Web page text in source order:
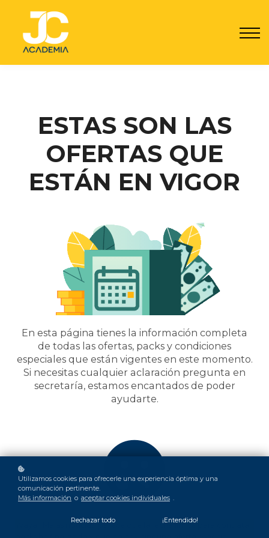
ESTAS SON LAS
OFERTAS QUE
ESTÁN EN VIGOR
En esta página tienes la información completa
de todas las ofertas, packs y condiciones
especiales que están vigentes en este momento.
Si necesitas cualquier aclaración pregunta en
secretaría, estamos encantados de poder
ayudarte.
¡¡Vaya!! Malas noticias, parece que la fecha límite para contratar
Utilizamos cookies para ofrecerle una experiencia óptima y una
comunicación pertinente.
Más información o aceptar cookies individuales .
Rechazar todo ¡Entendido!